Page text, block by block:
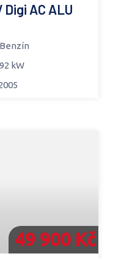
Digi AC ALU
Benzín
92 kW
49 900 Kč